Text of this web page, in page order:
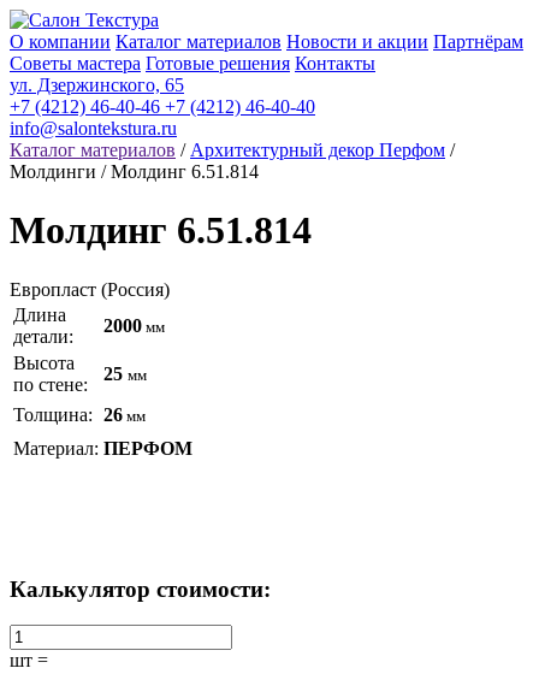
О компании Каталог материалов Новости и акции Партнёрам
Советы мастера Готовые решения Контакты
ул. Дзержинского, 65
+7 (4212) 46-40-46 +7 (4212) 46-40-40
info@salontekstura.ru
Каталог материалов / Архитектурный декор Перфом /
Молдинги / Молдинг 6.51.814
Молдинг 6.51.814
Европласт (Россия)
Длина
детали:
2000 мм
Высота
по стене:
25 мм
Толщина: 26 мм
Материал: ПЕРФОМ
Калькулятор стоимости:
шт =